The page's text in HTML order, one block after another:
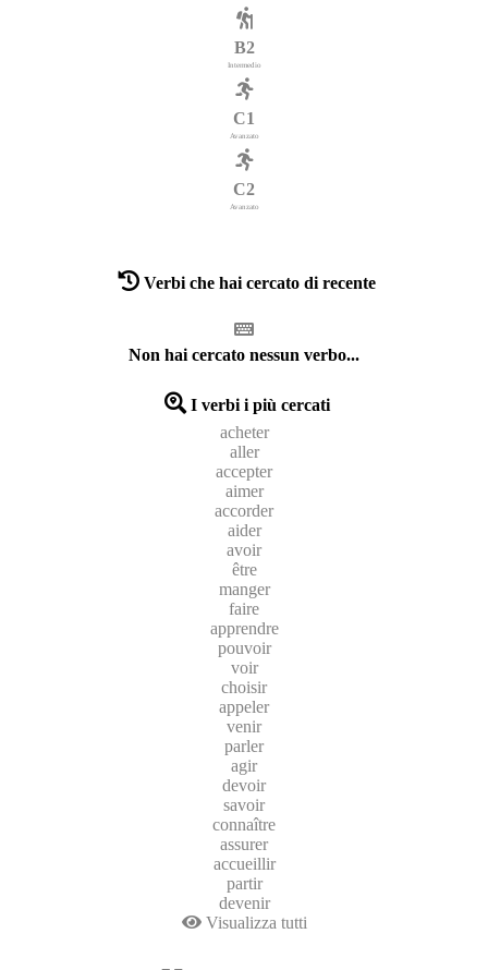
B2
Intermedio
C1
Avanzato
C2
Avanzato
Verbi che hai cercato di recente
Non hai cercato nessun verbo...
I verbi i più cercati
acheter
aller
accepter
aimer
accorder
aider
avoir
être
manger
faire
apprendre
pouvoir
voir
choisir
appeler
venir
parler
agir
devoir
savoir
connaître
assurer
accueillir
partir
devenir
Visualizza tutti